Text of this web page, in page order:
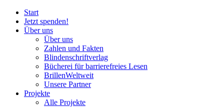
Start
Jetzt spenden!
Über uns
Über uns
Zahlen und Fakten
Blindenschriftverlag
Bücherei fürbarrierefreies Lesen
BrillenWeltweit
Unsere Partner
Projekte
Alle Projekte